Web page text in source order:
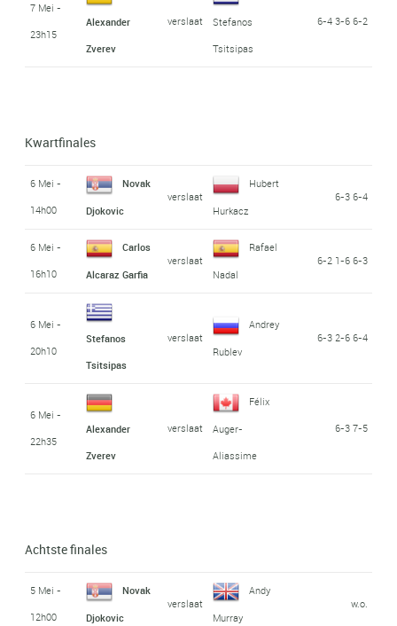
7 Mei -
23h15
Alexander
Zverev
verslaat
Stefanos
Tsitsipas
6-4 3-6 6-2
Kwartfinales
6 Mei -
14h00
Novak
Djokovic
verslaat
Hubert
Hurkacz
6-3 6-4
6 Mei -
16h10
Carlos
Alcaraz Garfia
verslaat
Rafael
Nadal
6-2 1-6 6-3
6 Mei -
20h10
Stefanos
Tsitsipas
verslaat
Andrey
Rublev
6-3 2-6 6-4
6 Mei -
22h35
Alexander
Zverev
verslaat
Félix
Auger-
Aliassime
6-3 7-5
Achtste finales
5 Mei -
12h00
Novak
Djokovic
verslaat
Andy
Murray
w.o.